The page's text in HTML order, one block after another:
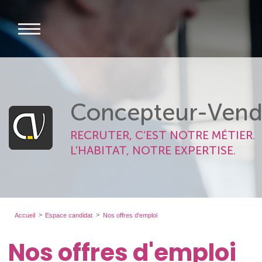
Concepteur-
RECRUTER, C’EST NOTRE MÉTIER.
L’HABITAT, NOTRE EXPERTISE.
Accueil Espace candidat Nos offres d'emploi
Nos offres d'emploi